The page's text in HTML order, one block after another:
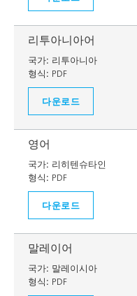
리투아니아어
국가: 리투아니아
형식: PDF
다운로드
영어
국가: 리히텐슈타인
형식: PDF
다운로드
말레이어
국가: 말레이시아
형식: PDF